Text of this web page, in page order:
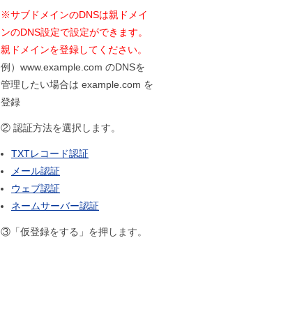
※サブドメインのDNSは親ドメイ
ンのDNS設定で設定ができます。
親ドメインを登録してください。
例）www.example.com のDNSを
管理したい場合は example.com を
登録
② 認証方法を選択します。
TXTレコード認証
メール認証
ウェブ認証
ネームサーバー認証
③「仮登録をする」を押します。